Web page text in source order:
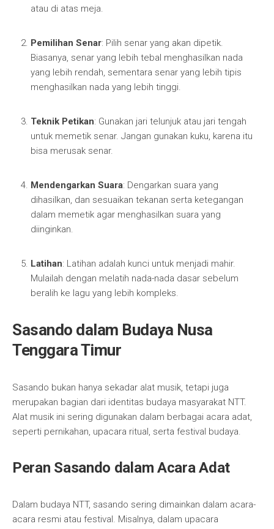
atau di atas meja.
Pemilihan Senar: Pilih senar yang akan dipetik.
Biasanya, senar yang lebih tebal menghasilkan nada
yang lebih rendah, sementara senar yang lebih tipis
menghasilkan nada yang lebih tinggi.
Teknik Petikan: Gunakan jari telunjuk atau jari tengah
untuk memetik senar. Jangan gunakan kuku, karena itu
bisa merusak senar.
Mendengarkan Suara: Dengarkan suara yang
dihasilkan, dan sesuaikan tekanan serta ketegangan
dalam memetik agar menghasilkan suara yang
diinginkan.
Latihan: Latihan adalah kunci untuk menjadi mahir.
Mulailah dengan melatih nada-nada dasar sebelum
beralih ke lagu yang lebih kompleks.
Sasando dalam Budaya Nusa
Tenggara Timur
Sasando bukan hanya sekadar alat musik, tetapi juga
merupakan bagian dari identitas budaya masyarakat NTT.
Alat musik ini sering digunakan dalam berbagai acara adat,
seperti pernikahan, upacara ritual, serta festival budaya.
Peran Sasando dalam Acara Adat
Dalam budaya NTT, sasando sering dimainkan dalam acara-
acara resmi atau festival. Misalnya, dalam upacara